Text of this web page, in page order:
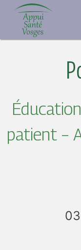
Aller
contenu
patient –